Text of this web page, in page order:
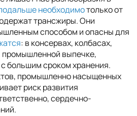
необходимотолько от
трансжиры. Они
способом и опасны для
: в консервах, колбасах,
промышленной выпечке,
большим сроком хранения.
промышленно насыщенных
риск развития
сердечно-